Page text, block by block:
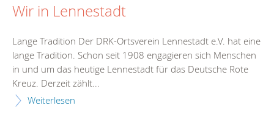
Wir in Lennestadt
Lange Tradition Der DRK-Ortsverein Lennestadt e.V. hat eine
lange Tradition. Schon seit 1908 engagieren sich Menschen
in und um das heutige Lennestadt für das Deutsche Rote
Kreuz. Derzeit zählt...
Weiterlesen